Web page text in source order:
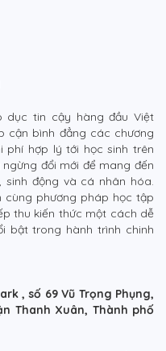
dục tin cậy hàng đầu Việt
cận bình đẳng các chương
phí hợp lý tới học sinh trên
đổi mới để mang đến
sinh động và cá nhân hóa.
cùng phương pháp học tập
thu kiến thức một cách dễ
bật trong hành trình chinh
, số 69 Vũ Trọng Phụng,
Thanh Xuân, Thành phố